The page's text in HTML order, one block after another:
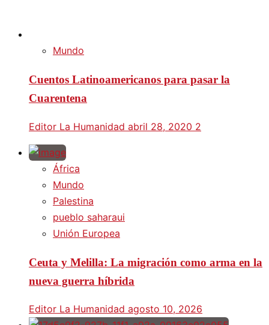
Mundo
Cuentos Latinoamericanos para pasar la
Cuarentena
Editor La Humanidad abril 28, 2020 2
África
Mundo
Palestina
pueblo saharaui
Unión Europea
Ceuta y Melilla: La migración como arma en la
nueva guerra híbrida
Editor La Humanidad agosto 10, 2026